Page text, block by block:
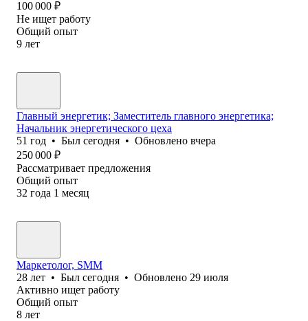
100 000 ₽
Не ищет работу
Общий опыт
9 лет
Главный энергетик; Заместитель главного энергетика;
Начальник энергетического цеха
51 год • Был сегодня • Обновлено вчера
250 000 ₽
Рассматривает предложения
Общий опыт
32 года 1 месяц
Маркетолог, SMM
28 лет • Был сегодня • Обновлено 29 июля
Активно ищет работу
Общий опыт
8 лет